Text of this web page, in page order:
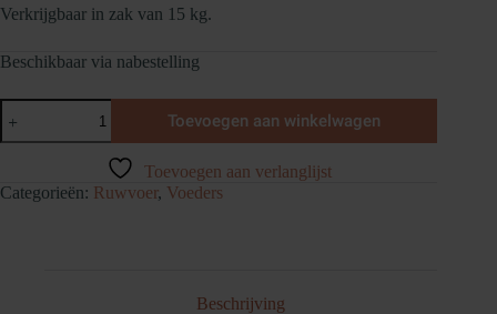
Verkrijgbaar in zak van 15 kg.
Beschikbaar via nabestelling
Hartog
Lucerne
Plus
Toevoegen aan winkelwagen
Toevoegen aan verlanglijst
Categorieën: Ruwvoer, Voeders
Beschrijving